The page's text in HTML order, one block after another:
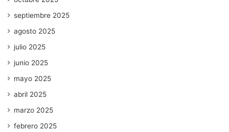
septiembre 2025
agosto 2025
julio 2025
junio 2025
mayo 2025
abril 2025
marzo 2025
febrero 2025